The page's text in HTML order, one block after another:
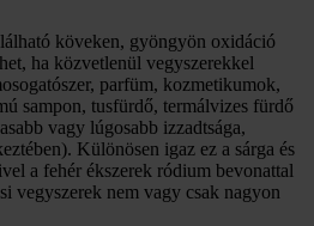
köveken, gyöngyön oxidáció
ha közvetlenül vegyszerekkel
parfüm, kozmetikumok,
sampon, tusfürdő, termálvizes fürdő
vagy lúgosabb izzadtsága,
Különösen igaz ez a sárga és
a fehér ékszerek ródium bevonattal
vegyszerek nem vagy csak nagyon